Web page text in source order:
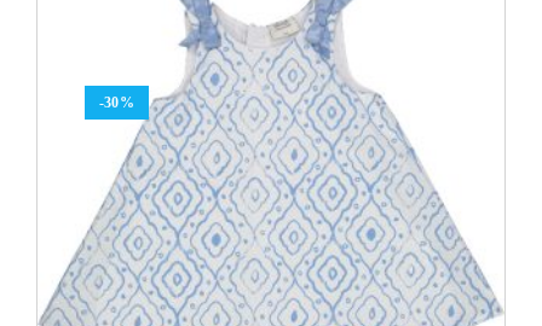
-30%